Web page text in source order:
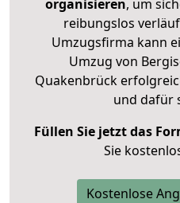
organisieren, um
reibungslos
Umzugsfirma kann
Umzug von
Quakenbrück
und dafür
Füllen Sie jetzt das
Sie
Kostenlose